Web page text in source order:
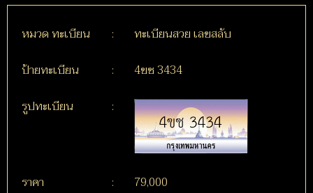
หมวด ทะเบียน :
ทะเบียนสวย เลขสลับ
ป้ายทะเบียน
:
4ขช 3434
รูปทะเบียน
:
ราคา :
79,000